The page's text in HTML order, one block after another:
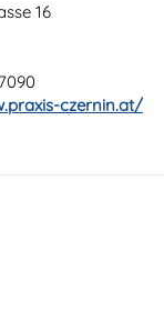
16
czernin.at/